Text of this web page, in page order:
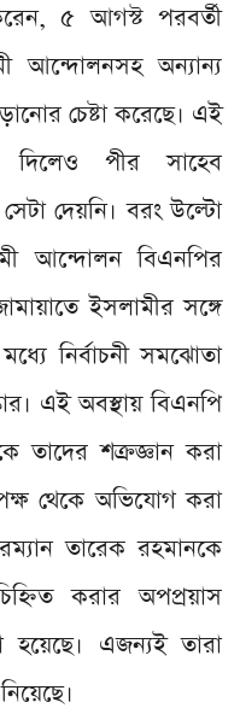
৫ আগস্ট পরবর্তী
আন্দোলনসহ অন্যান্য
চেষ্টা করেছে। এই
পীর সাহেব
দেয়নি। বরং উল্টো
আন্দোলন বিএনপির
ইসলামীর সঙ্গে
নির্বাচনী সমঝোতা
এই অবস্থায় বিএনপি
শক্রজ্ঞান করা
থেকে অভিযোগ করা
তারেক রহমানকে
করার অপপ্রয়াস
এজন্যই তারা